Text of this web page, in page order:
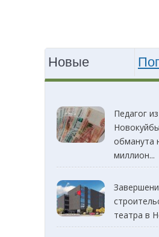
Новые
Педагог из
обманута
миллион...
театра в